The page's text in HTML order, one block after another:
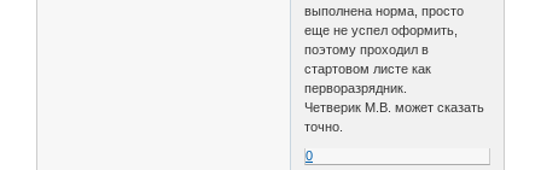
выполнена норма, просто
еще не успел оформить,
поэтому проходил в
стартовом листе как
перворазрядник.
Четверик М.В. может сказать
точно.
0